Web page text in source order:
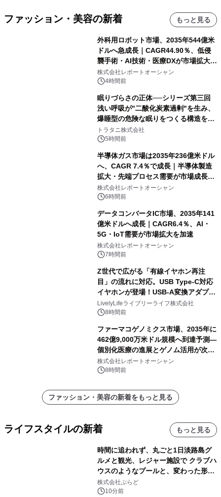
ファッション・美容の新着 もっと見る
外科用ロボット市場、2035年544億米
ドルへ急成長｜CAGR44.90％、低侵
襲手術・AI技術・医療DXが市場拡大を
牽引
株式会社レポートオーシャン
4時間前
眠りづらさの正体──シリーズ第三回
浅い呼吸が"二酸化炭素過剰"を生み、
爆睡型の危険な眠りをつくる構造を解
説
トラタニ株式会社
5時間前
半導体ガス市場は2035年236億米ドル
へ、CAGR 7.4％で成長｜半導体製造
拡大・先端プロセス需要が市場成長を
加速
株式会社レポートオーシャン
6時間前
データコンバータIC市場、2035年141
億米ドルへ成長｜CAGR6.4％、AI・
5G・IoT需要が市場拡大を加速
株式会社レポートオーシャン
7時間前
Z世代で広がる「有線イヤホン再注
目」の流れに対応。USB Type-C対応
イヤホンが登場！USB-A変換アダプタ
ー付きでスマホからパソコンまで幅広
く活用可能
LivelyLifeライブリーライフ株式会社
8時間前
ファーマコゲノミクス市場、2035年に
462億9,000万米ドル規模へ到達予測―
個別化医療の進展とゲノム活用が次世
代ヘルスケア投資を加速
株式会社レポートオーシャン
8時間前
ファッション・美容の新着をもっと見る
ライフスタイルの新着 もっと見る
時間に追われず、丸ごと1日淡路島グ
ルメと観光、レジャー施設で クラブハ
ウスのようなプールと、変わった形の
サウナも 「THE BOXY AWAJI」のお
得な素泊まり連泊プランで
株式会社ぷらど
10分前